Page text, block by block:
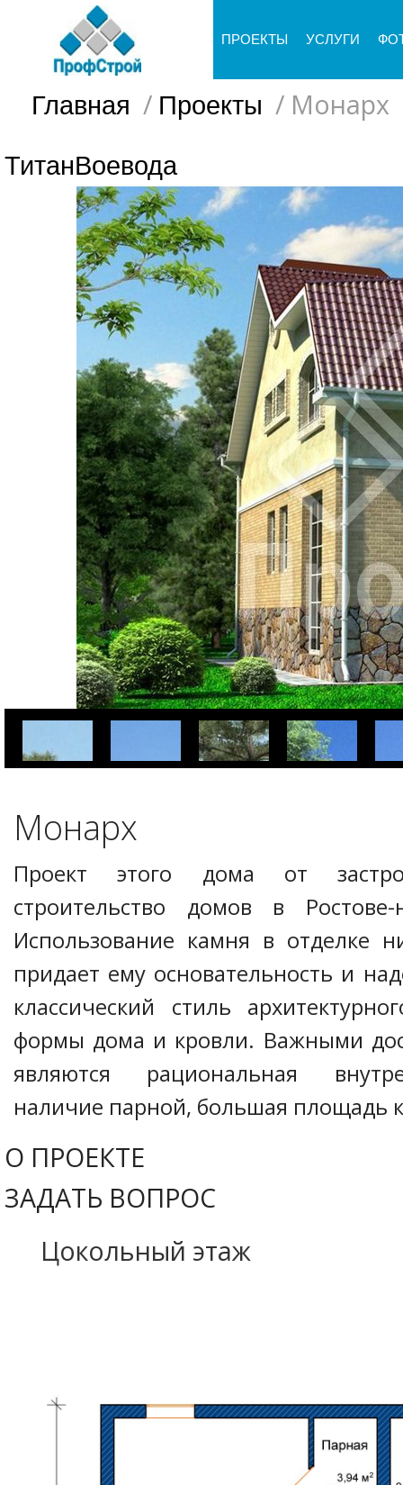
ПРОЕКТЫ УСЛУГИ
Главная / Проекты / Монарх
ТитанВоевода
Монарх
Проект этого дома от
строительство домов в
Использование камня в отделке
придает ему основательность и
классический стиль
формы дома и кровли. Важными
являются рациональная
наличие парной, большая площадь
О ПРОЕКТЕ
ЗАДАТЬ ВОПРОС
Цокольный этаж